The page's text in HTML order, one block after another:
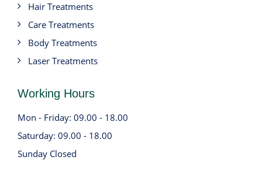
Hair Treatments
Care Treatments
Body Treatments
Laser Treatments
Working Hours
Mon - Friday: 09.00 - 18.00
Saturday: 09.00 - 18.00
Sunday Closed